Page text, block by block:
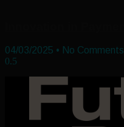
04/03/2025 No Comments